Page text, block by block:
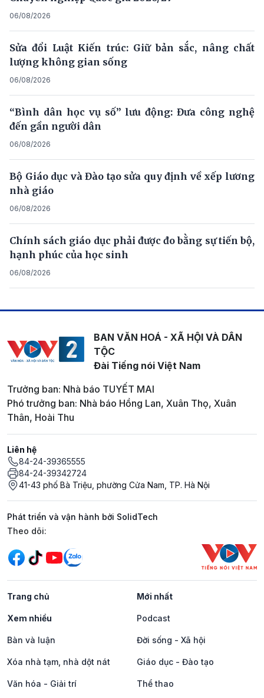
06/08/2026
Sửa đổi Luật Kiến trúc: Giữ bản sắc, nâng chất
lượng không gian sống
06/08/2026
“Bình dân học vụ số” lưu động: Đưa công nghệ
đến gần người dân
06/08/2026
Bộ Giáo dục và Đào tạo sửa quy định về xếp lương
nhà giáo
06/08/2026
Chính sách giáo dục phải được đo bằng sự tiến bộ,
hạnh phúc của học sinh
06/08/2026
BAN VĂN HOÁ - XÃ HỘI VÀ DÂN
TỘC
Đài Tiếng nói Việt Nam
Trưởng ban: Nhà báo TUYẾT MAI
Phó trưởng ban: Nhà báo Hồng Lan, Xuân Thọ, Xuân
Thân, Hoài Thu
Liên hệ
84-24-39365555
84-24-39342724
41-43 phố Bà Triệu, phường Cửa Nam, TP. Hà Nội
Phát triển và vận hành bởi SolidTech
Mạng xã hội
Theo dõi:
Trang chủ Mới nhất
Xem nhiều Podcast
Bàn và luận Đời sống - Xã hội
Xóa nhà tạm, nhà dột nát Giáo dục - Đào tạo
Văn hóa - Giải trí Thể thao